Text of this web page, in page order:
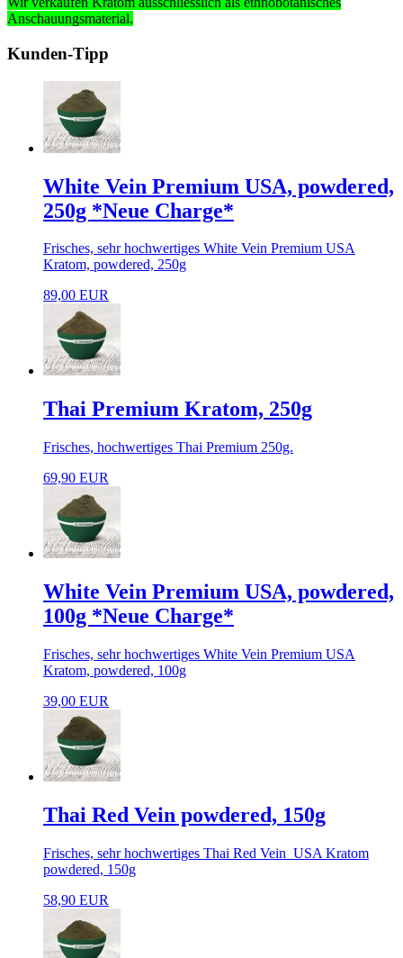
Anschauungsmaterial.
Kunden-Tipp
White Vein Premium USA, powdered,
250g *Neue Charge*
Frisches, sehr hochwertiges White Vein Premium USA
Kratom, powdered, 250g
89,00 EUR
Thai Premium Kratom, 250g
Frisches, hochwertiges Thai Premium 250g.
69,90 EUR
White Vein Premium USA, powdered,
100g *Neue Charge*
Frisches, sehr hochwertiges White Vein Premium USA
Kratom, powdered, 100g
39,00 EUR
Thai Red Vein powdered, 150g
Frisches, sehr hochwertiges Thai Red Vein USA Kratom
powdered, 150g
58,90 EUR